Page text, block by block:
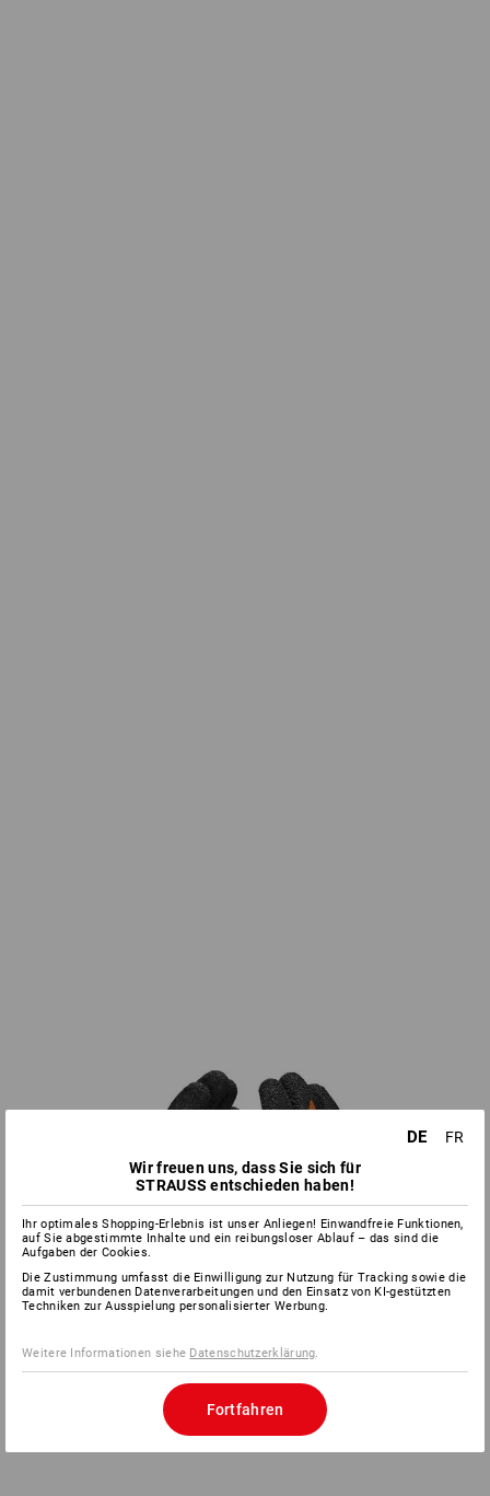
DE
FR
Wir freuen uns, dass Sie sich für
STRAUSS entschieden haben!
Ihr optimales Shopping-Erlebnis ist unser Anliegen! Einwandfreie Funktionen,
auf Sie abgestimmte Inhalte und ein reibungsloser Ablauf – das sind die
Aufgaben der Cookies.
Die Zustimmung umfasst die Einwilligung zur Nutzung für Tracking sowie die
damit verbundenen Datenverarbeitungen und den Einsatz von KI-gestützten
Techniken zur Ausspielung personalisierter Werbung.
Weitere Informationen siehe Datenschutzerklärung.
Fortfahren